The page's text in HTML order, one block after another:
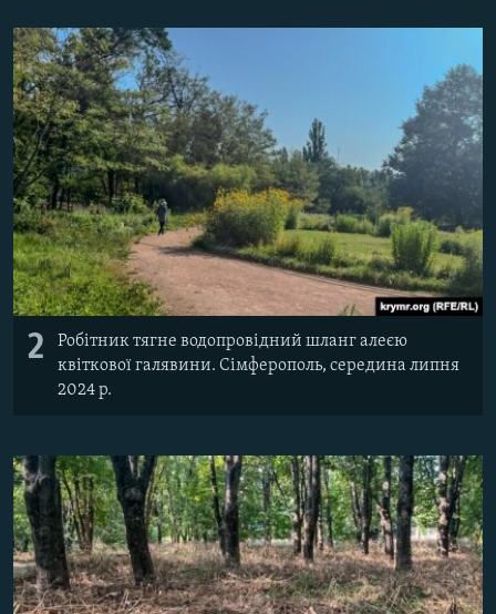
2
Робітник тягне водопровідний шланг алеєю
квіткової галявини. Сімферополь, середина липня
2024 р.